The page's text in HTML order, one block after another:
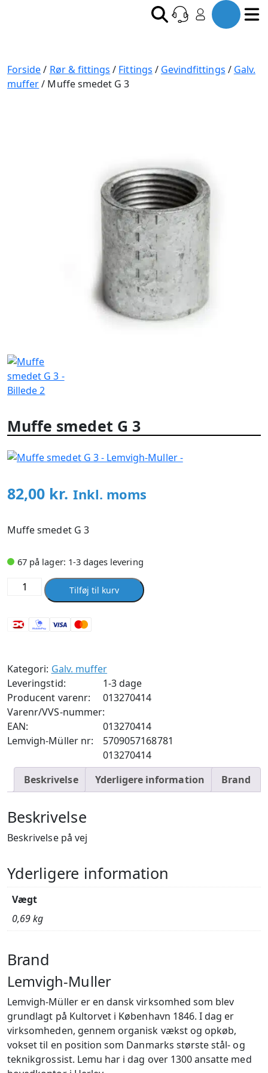
Forside/ Rør & fittings / Fittings / Gevindfittings / Galv.
muffer/ Muffe smedet G 3
Muffe smedet G 3
82,00 kr. Inkl. moms
Muffe smedet G 3
67 på lager: 1-3 dages levering
Muffe
Tilføj til kurv
Kategori: Galv. muffer
Leveringstid:
1-3 dage
Producent varenr:
013270414
Varenr/VVS-nummer:
013270414
EAN:
5709057168781
Lemvigh-Müller nr:
013270414
Beskrivelse
Yderligere information Brand
Beskrivelse
Beskrivelse på vej
Yderligere information
Vægt
0,69 kg
Brand
Lemvigh-Muller
Lemvigh-Müller er en dansk virksomhed som blev
grundlagt på Kultorvet i København 1846. I dag er
virksomheden, gennem organisk vækst og opkøb,
vokset til en position som Danmarks største stål- og
teknikgrossist. Lemu har i dag over 1300 ansatte med